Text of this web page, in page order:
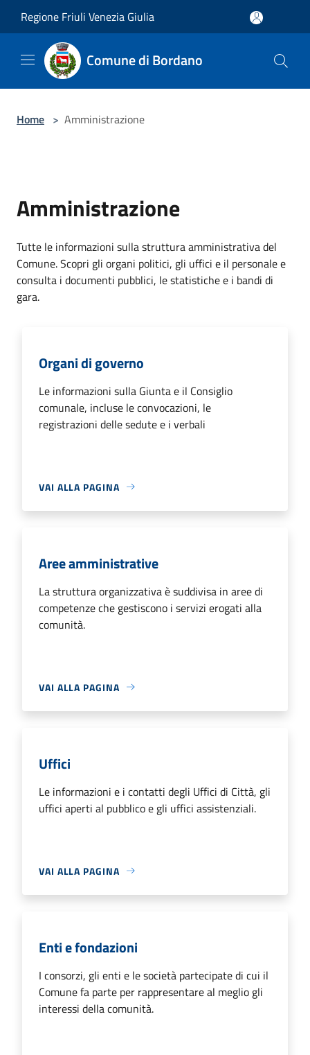
Regione Friuli Venezia Giulia
Comune di Bordano
Home > Amministrazione
Amministrazione
Tutte le informazioni sulla struttura amministrativa del
Comune. Scopri gli organi politici, gli uffici e il personale e
consulta i documenti pubblici, le statistiche e i bandi di
gara.
Organi di governo
Le informazioni sulla Giunta e il Consiglio
comunale, incluse le convocazioni, le
registrazioni delle sedute e i verbali
VAI ALLA PAGINA
Aree amministrative
La struttura organizzativa è suddivisa in aree di
competenze che gestiscono i servizi erogati alla
comunità.
VAI ALLA PAGINA
Uffici
Le informazioni e i contatti degli Uffici di Città, gli
uffici aperti al pubblico e gli uffici assistenziali.
VAI ALLA PAGINA
Enti e fondazioni
I consorzi, gli enti e le società partecipate di cui il
Comune fa parte per rappresentare al meglio gli
interessi della comunità.